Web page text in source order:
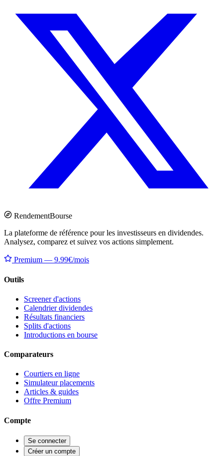
RendementBourse
La plateforme de référence pour les investisseurs en dividendes.
Analysez, comparez et suivez vos actions simplement.
Premium — 9.99€/mois
Outils
Screener d'actions
Calendrier dividendes
Résultats financiers
Splits d'actions
Introductions en bourse
Comparateurs
Courtiers en ligne
Simulateur placements
Articles & guides
Offre Premium
Compte
Se connecter
Créer un compte